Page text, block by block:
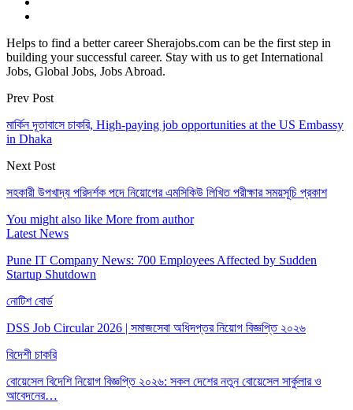
Helps to find a better career Sherajobs.com can be the first step in
building your successful career. Stay with us to get International
Jobs, Global Jobs, Jobs Abroad.
Prev Post
মার্কিন দূতাবাসে চাকরি, High-paying job opportunities at the US Embassy
in Dhaka
Next Post
সহকারী উপখাদ্য পরিদর্শক পদে নিয়ােগের এমসিকিউ লিখিত পরীক্ষার সময়সূচি প্রকাশ
You might also like More from author
Latest News
Pune IT Company News: 700 Employees Affected by Sudden
Startup Shutdown
নোটিশ বোর্ড
DSS Job Circular 2026 | সমাজসেবা অধিদপ্তর নিয়োগ বিজ্ঞপ্তি ২০২৬
বিদেশী চাকরি
বোয়েসেল বিদেশি নিয়োগ বিজ্ঞপ্তি ২০২৬: সকল দেশের নতুন বোয়েসেল সার্কুলার ও
আবেদনের…